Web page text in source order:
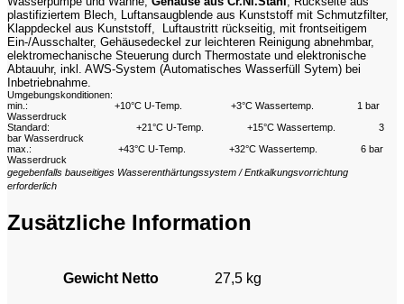
plastifiziertem Blech, Luftansaugblende aus Kunststoff mit Schmutzfilter,
Klappdeckel aus Kunststoff, Luftaustritt rückseitig, mit frontseitigem
Ein-/Ausschalter, Gehäusedeckel zur leichteren Reinigung abnehmbar,
elektromechanische Steuerung durch Thermostate und elektronische
Abtauuhr, inkl. AWS-System (Automatisches Wasserfüll Sytem) bei
Inbetriebnahme.
Umgebungskonditionen:
min.:
+10°C U-Temp. +3°C Wassertemp.
1 bar
Wasserdruck
Standard:
+21°C U-Temp. +15°C Wassertemp.
3
bar Wasserdruck
max.:
+43°C U-Temp. +32°C Wassertemp.
6 bar
Wasserdruck
gegebenfalls bauseitiges Wasserenthärtungssystem / Entkalkungsvorrichtung
erforderlich
Zusätzliche Information
Gewicht Netto 27,5 kg